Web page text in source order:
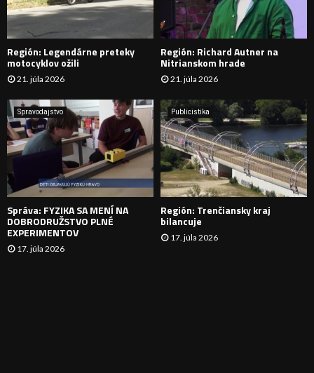
D
A
N
I
E
Región: Legendárne preteky
motocyklov ožili
21. júla 2026
Región: Richard Autner na
Nitrianskom hrade
21. júla 2026
Spravodajstvo
Správa: FYZIKA SA MENÍ NA
DOBRODRUŽSTVO PLNÉ
EXPERIMENTOV
17. júla 2026
Publicistika
Región: Trenčiansky kraj
bilancuje
17. júla 2026